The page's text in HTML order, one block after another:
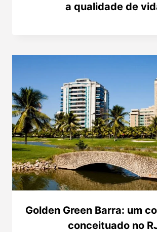
a qualidade de
Golden Green Barra: um
conceituado no